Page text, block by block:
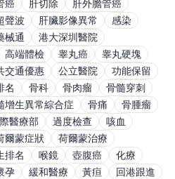
癌 肝切除
肝外膽管癌
聲波 肝臟影像異常
感染
械通
港大深圳醫院
高端體檢 睾丸癌
睾丸硬塊
交通優惠 公立醫院
功能保留
名 骨科 骨肉瘤
骨髓穿刺
增生異常綜合症 骨痛
骨腫瘤
醫療部 過度檢查
咳血
爾蒙症狀
荷爾蒙治療
排名 喉鏡 壺腹癌
化療
孕 緩和醫療 黃疸
回港跟進